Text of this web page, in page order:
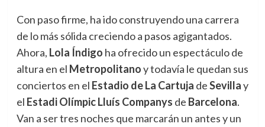
Con paso firme, ha ido construyendo una carrera
de lo más sólida creciendo a pasos agigantados.
Ahora, Lola Índigo ha ofrecido un espectáculo de
altura en el Metropolitanoy todavía le quedan sus
conciertos en el Estadio de La Cartuja deSevillay
el Estadi Olímpic Lluís Companys de Barcelona.
Van a ser tres noches que marcarán un antes y un